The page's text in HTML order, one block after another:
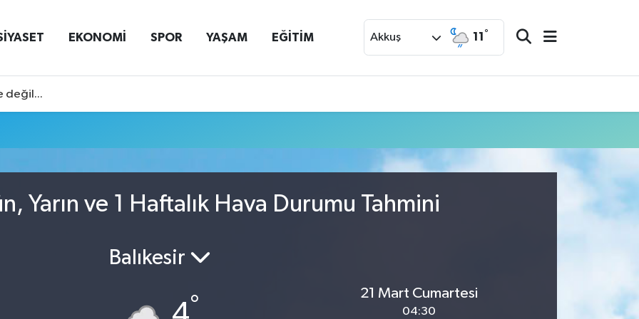
EKONOMİ SPOR YAŞAM EĞİTİM Akkuş 11 °
değil...
Yarın ve 1 Haftalık Hava Durumu Tahmini
Balıkesir
°
21 Mart Cumartesi
04:30